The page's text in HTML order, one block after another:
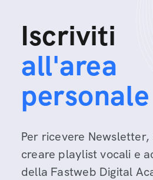
Iscriviti
all'area
personale
Per ricevere
creare playlist vocali e
della Fastweb Digital